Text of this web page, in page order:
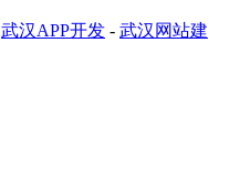
武汉APP开发 - 武汉网站建